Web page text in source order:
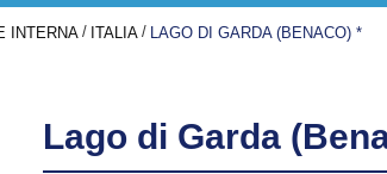
INTERNA/ ITALIA / LAGO DI GARDA (BENACO) *
Lago di Garda